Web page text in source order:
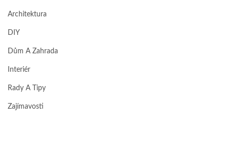
Architektura
DIY
Dům A Zahrada
Interiér
Rady A Tipy
Zajímavosti